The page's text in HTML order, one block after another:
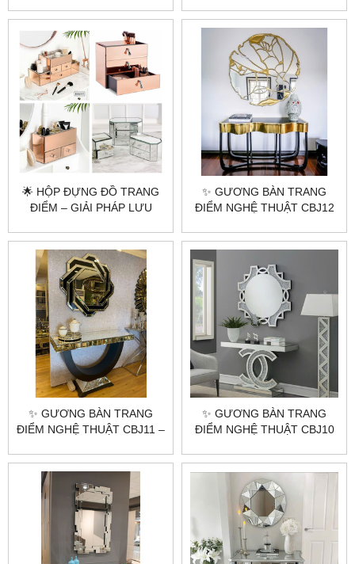
THEO YÊU CẦU
🌟 HỘP ĐỰNG ĐỒ TRANG
ĐIỂM – GIẢI PHÁP LƯU
CITYBUILDING 🌟
✨ GƯƠNG BÀN TRANG
ĐIỂM NGHỆ THUẬT CBJ12
TRỌNG ✨
✨ GƯƠNG BÀN TRANG
ĐIỂM NGHỆ THUẬT CBJ11 –
GIỮA VẺ ĐẸP VÀ SỰ TIỆN
✨ GƯƠNG BÀN TRANG
ĐIỂM NGHỆ THUẬT CBJ10
KHÔNG GIAN CỦA BẠN ✨